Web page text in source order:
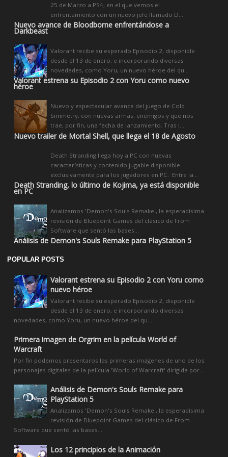
Nuevo avance de Bloodborne enfrentándose a
Darkbeast
25 de Marzo a PS4, en el que vemos el
enfrentamiento con un nuevo jefe llamado D...
Valorant estrena su Episodio 2 con Yoru como nuevo
héroe
Valorant recibe su esperado Episodio 2, disponible
desde el 13 de enero, e incorporando diversas
novedades, como Yoru, un nuevo héroe del qu...
Nuevo trailer de Mortal Shell, que llega el 18 de Agosto
Nuevo y espectacular avance del juego de Cold
Simmetry, con nuevas armas, enemigos y que nos
trae, por fin, una fecha de lanzamiento. Tras l...
Death Stranding, lo último de Kojima, ya está disponible
en PC
Death Stranding llega hoy a PC con nuevas
características y contenido jugable disponible
exclusivamente para los jugadores en PC. Entre la...
Análisis de Demon's Souls Remake para PlayStation 5
Analizamos 'Demon's Souls Remake', la esperadísima
revisión de Bluepoint Games del clásico de From
Software que sentó las bases...
POPULAR POSTS
Valorant estrena su Episodio 2 con Yoru como
nuevo héroe
Valorant recibe su esperado Episodio 2, disponible
desde el 13 de enero, e incorporando diversas
novedades, como Yoru, un nuevo héroe del qu...
Primera imagen de Orgrim en la película World of
Warcraft
Por fin podemos presentaros las primeras imágenes de uno de los
personajes digitales de la película 'World of Warcraft' dirigida por...
Análisis de Demon's Souls Remake para
PlayStation 5
Analizamos 'Demon's Souls Remake', la esperadísima
revisión de Bluepoint Games del clásico de From
Software que sentó las bases...
Los 12 principios de la Animación